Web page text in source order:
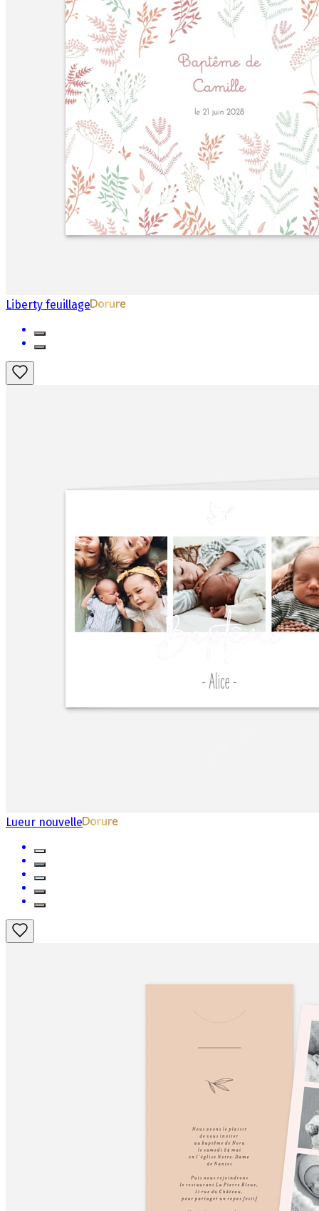
Liberty feuillage
Lueur nouvelle